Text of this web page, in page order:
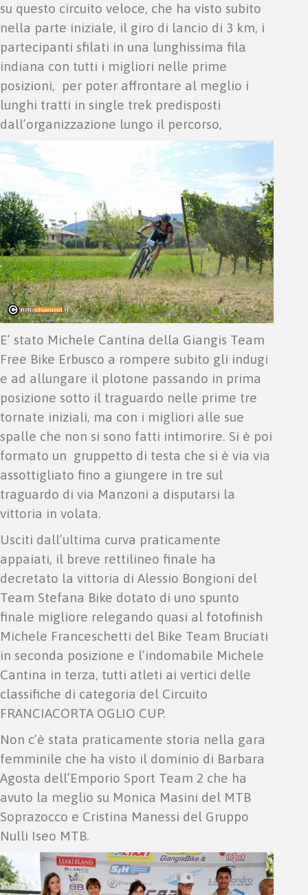
su questo circuito veloce, che ha visto subito
nella parte iniziale, il giro di lancio di 3 km, i
partecipanti sfilati in una lunghissima fila
indiana con tutti i migliori nelle prime
posizioni, per poter affrontare al meglio i
lunghi tratti in single trek predisposti
dall’organizzazione lungo il percorso,
E’ stato Michele Cantina della Giangis Team
Free Bike Erbusco a rompere subito gli indugi
e ad allungare il plotone passando in prima
posizione sotto il traguardo nelle prime tre
tornate iniziali, ma con i migliori alle sue
spalle che non si sono fatti intimorire. Si è poi
formato un gruppetto di testa che si è via via
assottigliato fino a giungere in tre sul
traguardo di via Manzoni a disputarsi la
vittoria in volata.
Usciti dall’ultima curva praticamente
appaiati, il breve rettilineo finale ha
decretato la vittoria di Alessio Bongioni del
Team Stefana Bike dotato di uno spunto
finale migliore relegando quasi al fotofinish
Michele Franceschetti del Bike Team Bruciati
in seconda posizione e l’indomabile Michele
Cantina in terza, tutti atleti ai vertici delle
classifiche di categoria del Circuito
FRANCIACORTA OGLIO CUP.
Non c’è stata praticamente storia nella gara
femminile che ha visto il dominio di Barbara
Agosta dell’Emporio Sport Team 2 che ha
avuto la meglio su Monica Masini del MTB
Soprazocco e Cristina Manessi del Gruppo
Nulli Iseo MTB.